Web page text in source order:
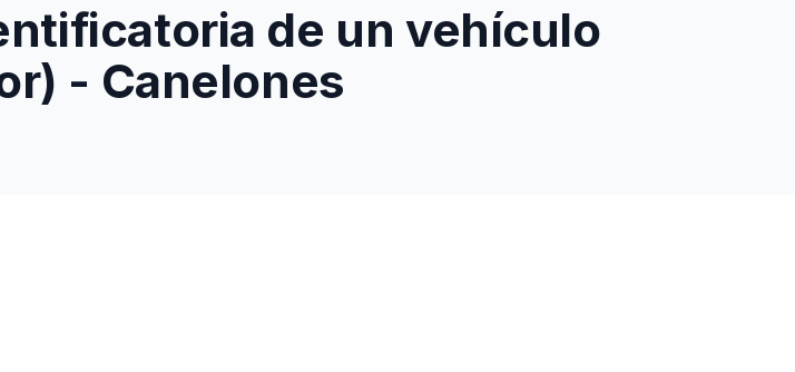
de un vehículo
- Canelones